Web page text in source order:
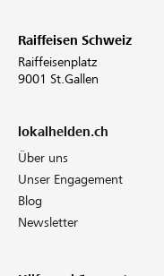
Raiffeisen Schweiz
Raiffeisenplatz
9001 St.Gallen
lokalhelden.ch
Über uns
Unser Engagement
Blog
Newsletter